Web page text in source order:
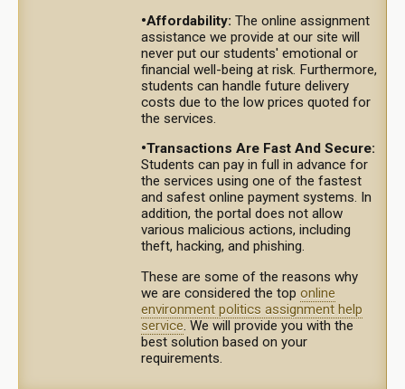
•Affordability: The online assignment
assistance we provide at our site will
never put our students' emotional or
financial well-being at risk. Furthermore,
students can handle future delivery
costs due to the low prices quoted for
the services.
•Transactions Are Fast And Secure:
Students can pay in full in advance for
the services using one of the fastest
and safest online payment systems. In
addition, the portal does not allow
various malicious actions, including
theft, hacking, and phishing.
These are some of the reasons why
we are considered the top online
environment politics assignment help
service . We will provide you with the
best solution based on your
requirements.